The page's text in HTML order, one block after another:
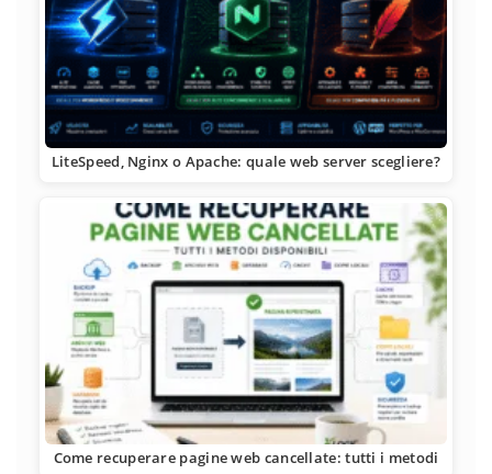
LiteSpeed, Nginx o Apache: quale web server scegliere?
Come recuperare pagine web cancellate: tutti i metodi